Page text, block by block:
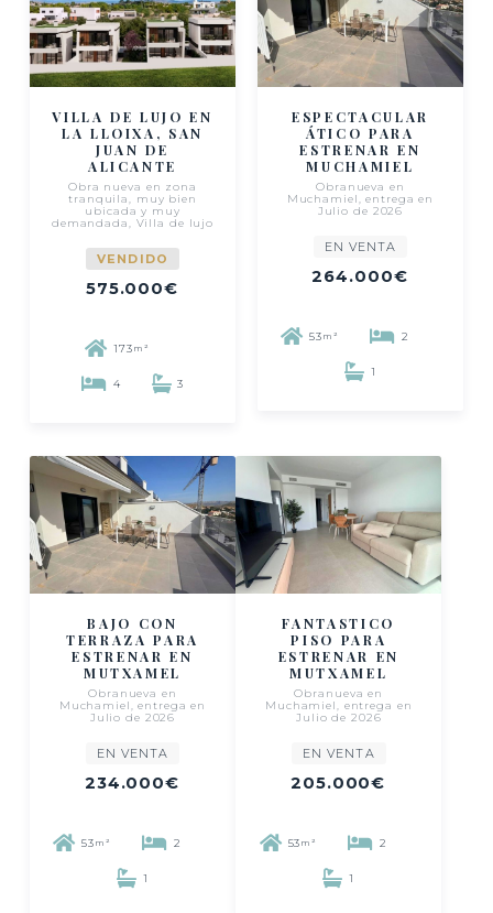
VILLA DE LUJO EN
LA LLOIXA, SAN
JUAN DE
ALICANTE
Obra nueva en zona
tranquila, muy bien
ubicada y muy
demandada, Villa de lujo
VENDIDO
575.000€
173 m²
4 3
ESPECTACULAR
ÁTICO PARA
ESTRENAR EN
MUCHAMIEL
Obranueva en
Muchamiel, entrega en
Julio de 2026
EN VENTA
264.000€
53 m² 2
1
BAJO CON
TERRAZA PARA
ESTRENAR EN
MUTXAMEL
Obranueva en
Muchamiel, entrega en
Julio de 2026
EN VENTA
234.000€
53 m² 2
1
FANTASTICO
PISO PARA
ESTRENAR EN
MUTXAMEL
Obranueva en
Muchamiel, entrega en
Julio de 2026
EN VENTA
205.000€
53 m² 2
1